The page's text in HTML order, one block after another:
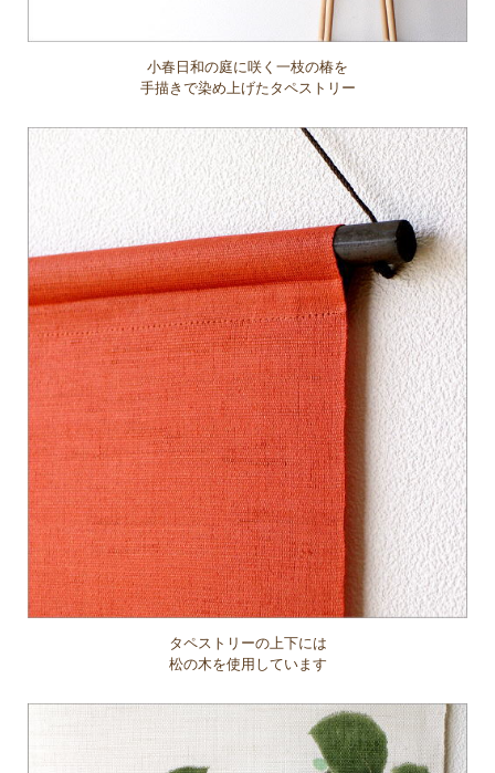
小春日和の庭に咲く一枝の椿を
手描きで染め上げたタペストリー
タペストリーの上下には
松の木を使用しています